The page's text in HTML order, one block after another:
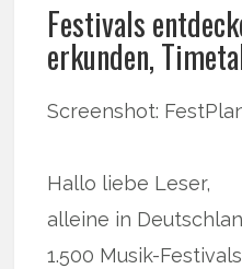
Festivals
erkunden,
Screenshot:
Hallo liebe Leser,
alleine in
1.500 Musik-